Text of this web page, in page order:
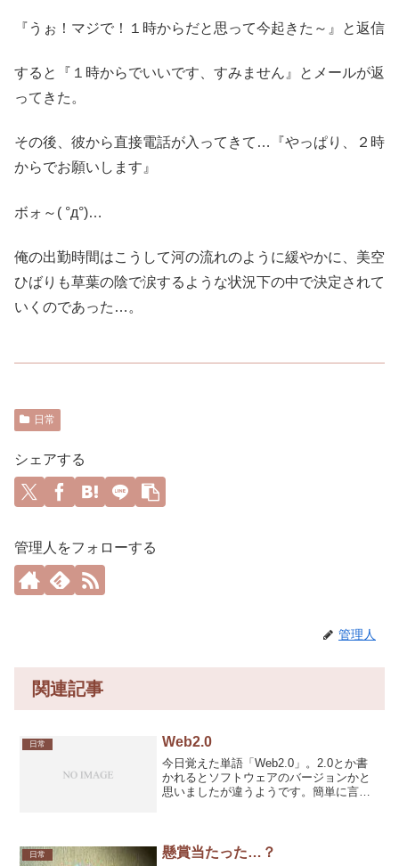
『うぉ！マジで！１時からだと思って今起きた～』と返信
すると『１時からでいいです、すみません』とメールが返
ってきた。
その後、彼から直接電話が入ってきて…『やっぱり、２時
からでお願いします』
ボォ～( °д°)…
俺の出勤時間はこうして河の流れのように緩やかに、美空
ひばりも草葉の陰で涙するような状況下の中で決定されて
いくのであった…。
日常
シェアする
管理人をフォローする
管理人
関連記事
日常 Web2.0
今日覚えた単語「Web2.0」。2.0とか書
かれるとソフトウェアのバージョンかと
思いましたが違うようです。簡単に言え
「Web1.0」とか...
日常 懸賞当たった…？